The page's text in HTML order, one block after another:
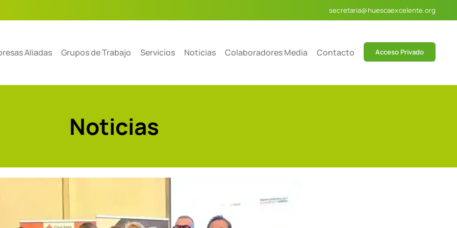
secretaria@huescaexcelente.org
Aliadas Grupos de Trabajo Servicios Noticias Colaboradores Media Contacto Acceso Privado
Noticias